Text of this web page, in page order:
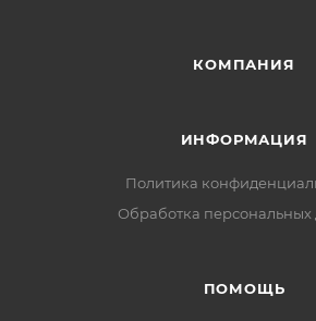
КОМПАНИЯ
ИНФОРМАЦИЯ
Политика
Обработка персональных
ПОМОЩЬ